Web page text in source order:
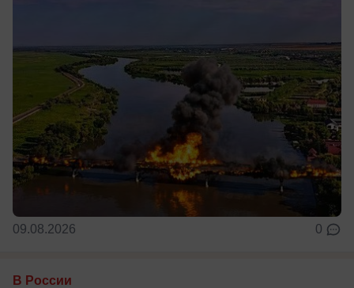
09.08.2026 0
В России